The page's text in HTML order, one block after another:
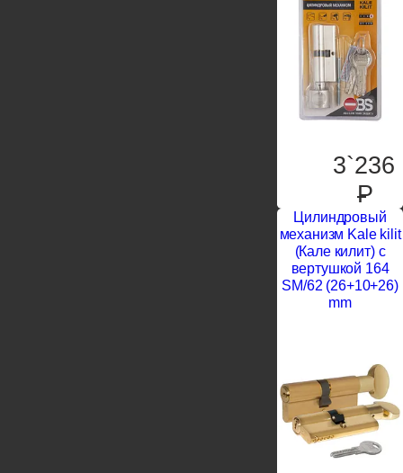
3`236
P
Цилиндровый
механизм Kale kilit
(Кале килит) с
вертушкой 164
SM/62 (26+10+26)
mm